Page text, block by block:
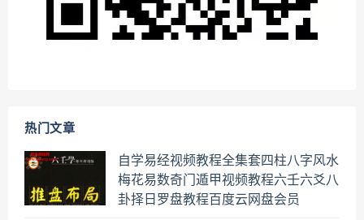
热门文章
自学易经视频教程全集套四柱八字风水
梅花易数奇门遁甲视频教程六壬六爻八
卦择日罗盘教程百度云网盘会员